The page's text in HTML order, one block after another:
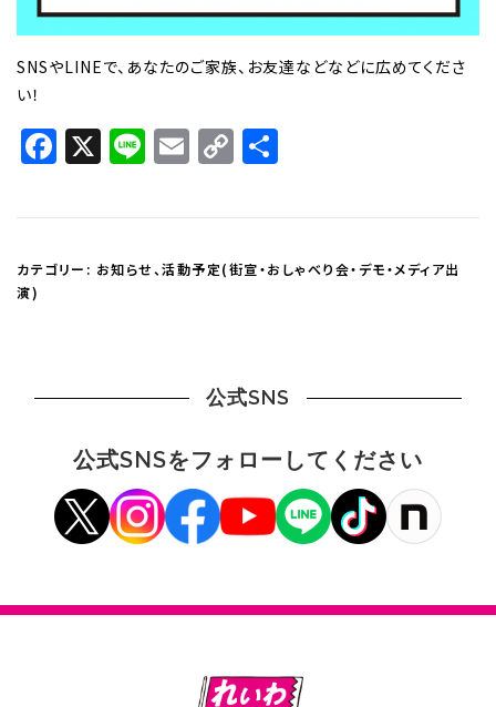
SNSやLINEで、あなたのご家族、お友達などなどに広めてくださ
い！
Facebook
X LineEmail
Copy
Link
カテゴリー: お知らせ、活動予定(街宣・おしゃべり会・デモ・メディア出
演)
公式SNS
公式SNSをフォローしてください